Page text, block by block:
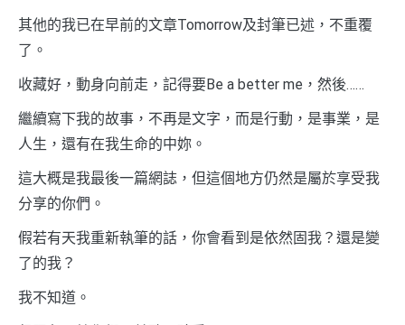
其他的我已在早前的文章Tomorrow及封筆已述，不重覆
了。
收藏好，動身向前走，記得要Be a better me，然後……
繼續寫下我的故事，不再是文字，而是行動，是事業，是
人生，還有在我生命的中妳。
這大概是我最後一篇網誌，但這個地方仍然是屬於享受我
分享的你們。
假若有天我重新執筆的話，你會看到是依然固我？還是變
了的我？
我不知道。